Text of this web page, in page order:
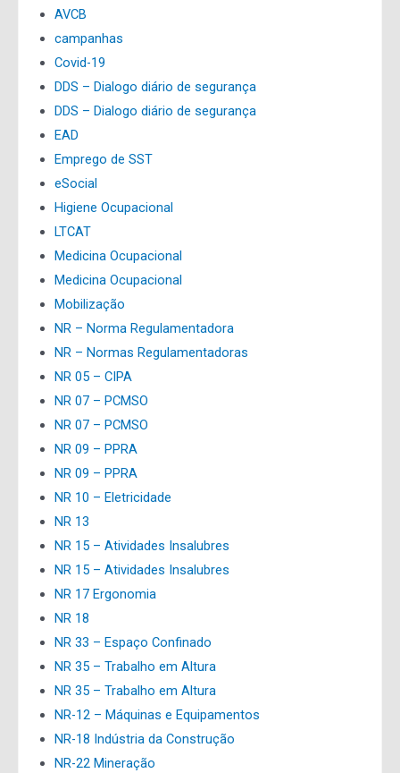
AVCB
campanhas
Covid-19
DDS – Dialogo diário de segurança
DDS – Dialogo diário de segurança
EAD
Emprego de SST
eSocial
Higiene Ocupacional
LTCAT
Medicina Ocupacional
Medicina Ocupacional
Mobilização
NR – Norma Regulamentadora
NR – Normas Regulamentadoras
NR 05 – CIPA
NR 07 – PCMSO
NR 07 – PCMSO
NR 09 – PPRA
NR 09 – PPRA
NR 10 – Eletricidade
NR 13
NR 15 – Atividades Insalubres
NR 15 – Atividades Insalubres
NR 17 Ergonomia
NR 18
NR 33 – Espaço Confinado
NR 35 – Trabalho em Altura
NR 35 – Trabalho em Altura
NR-12 – Máquinas e Equipamentos
NR-18 Indústria da Construção
NR-22 Mineração